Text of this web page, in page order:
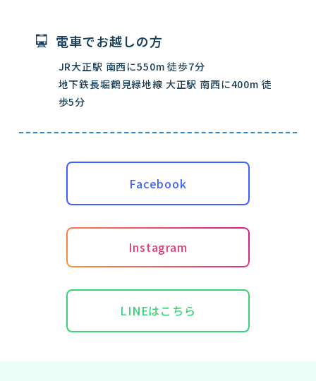
電車でお越しの方
JR大正駅 南西に550m 徒歩7分
地下鉄長堀鶴見緑地線 大正駅 南西に400m 徒
歩5分
Facebook
Instagram
LINEはこちら